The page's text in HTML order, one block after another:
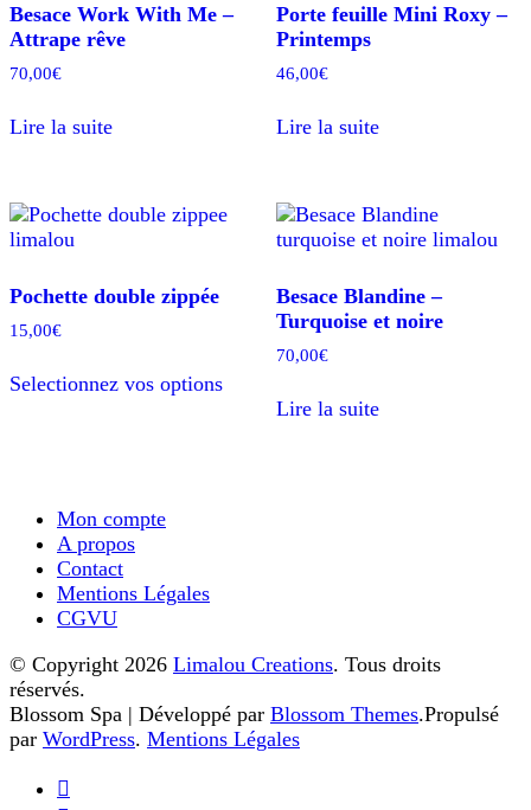
Besace Work With Me –
Attrape rêve
70,00€
Lire la suite
Porte feuille Mini Roxy –
Printemps
46,00€
Lire la suite
Pochette double zippée
15,00€
Selectionnez vos optionsproduit
page
produit
Besace Blandine –
Turquoise et noire
70,00€
Lire la suite
Mon compte
A propos
Contact
Mentions Légales
CGVU
© Copyright 2026 Limalou Creations. Tous droits
réservés.
Blossom Spa | Développé par Blossom Themes.Propulsé
par WordPress. Mentions Légales